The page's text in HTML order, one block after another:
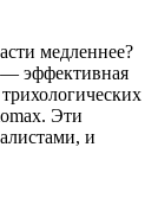
медленнее?
— эффективная
Эти
и